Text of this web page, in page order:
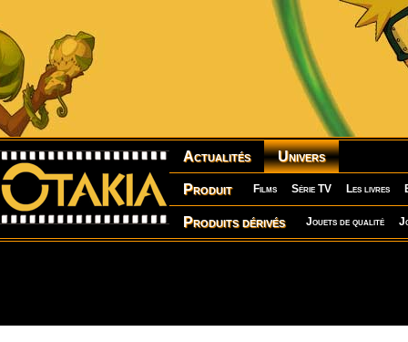
Actualités Univers
Produit Films Série TV Les livres
Produits dérivés Jouets de qualité